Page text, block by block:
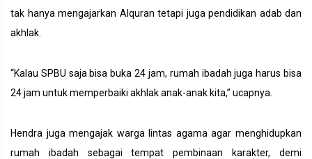
tak hanya mengajarkan Alquran tetapi juga pendidikan adab dan
akhlak.
“Kalau SPBU saja bisa buka 24 jam, rumah ibadah juga harus bisa
24 jam untuk memperbaiki akhlak anak-anak kita,” ucapnya.
Hendra juga mengajak warga lintas agama agar menghidupkan
rumah ibadah sebagai tempat pembinaan karakter, demi